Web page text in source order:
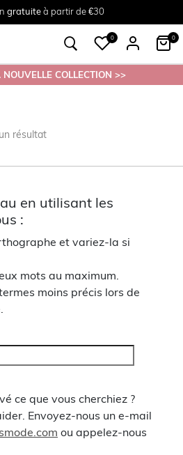
gratuiteà partir de €30
Tailles du38 au 54
gratuit en magasin
0 0
COLLECTION >>
résultat
en utilisant les
:
et variez-la si
mots au maximum.
moins précis lors de
ce que vous cherchiez ?
Envoyez-nous un e-mail
ou appelez-nous